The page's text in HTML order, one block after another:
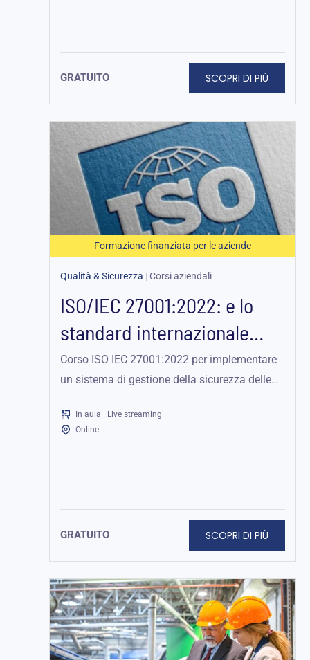
GRATUITO SCOPRI DI PIÙ
Formazione finanziata per le aziende
Qualità & Sicurezza | Corsi aziendali
ISO/IEC 27001:2022: e lo
standard internazionale
della sicurezza delle
informazioni
Corso ISO IEC 27001:2022 per implementare
un sistema di gestione della sicurezza delle
In aula
Live streaming
Online
GRATUITO SCOPRI DI PIÙ